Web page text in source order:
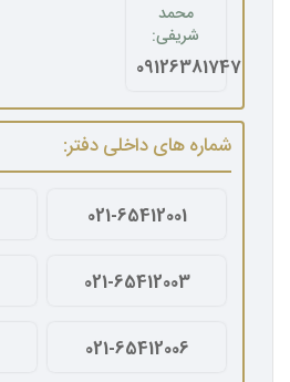
محمد
شریفی:
09126381747
شماره های داخلی دفتر:
021-65412001
021-65412003
021-65412006